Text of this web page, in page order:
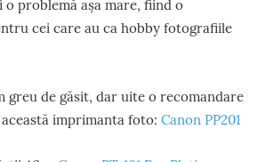
o problemă așa mare, fiind o
cei care au ca hobby fotografiile
greu de găsit, dar uite o recomandare
imprimanta foto: Canon PP201